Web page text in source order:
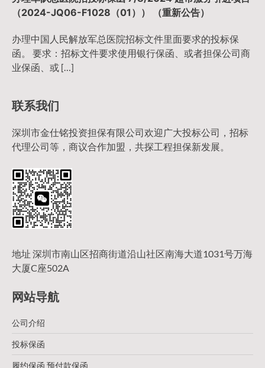
（2024-JQ06-F1028（01）） （重新公告）
办理中国人民解放军总医院招标文件里面要求的投标保
函。 要求：招标文件要求使用银行保函、或者担保公司商
业保函、或 […]
联系我们
深圳市金仕铭投资担保有限公司欢迎广大投标公司，招标
代理公司等，商议合作加盟，共探工程担保新发展。
地址 深圳市南山区招商街道沿山社区南海大道1031号万海
大厦C座502A
网站导航
公司介绍
投标保函
履约保函 预付款保函